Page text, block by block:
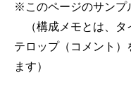
※このページのサンプ
（構成メモとは、タ
テロップ（コメント）
ます）